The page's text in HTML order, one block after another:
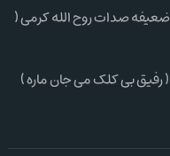
صدات روح الله کرمی (
رفیق بی کلک می جان ماره )